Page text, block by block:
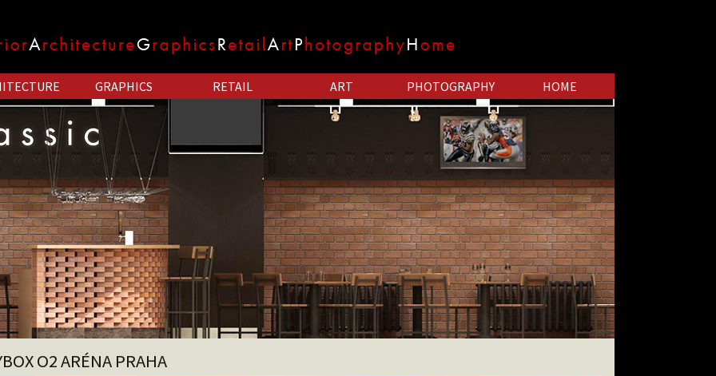
GRAPHICS RETAIL ART PHOTOGRAPHY HOME
O2 ARÉNA PRAHA